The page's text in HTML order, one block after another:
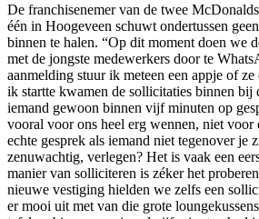
De franchisenemer van de twee
één in Hoogeveen schuwt ondertussen
binnen te halen. “Op dit moment doen we
met de jongste medewerkers door te
aanmelding stuur ik meteen een appje of
ik startte kwamen de sollicitaties binnen bij
iemand gewoon binnen vijf minuten op
vooral voor ons heel erg wennen, niet voor
echte gesprek als iemand niet tegenover je
zenuwachtig, verlegen? Het is vaak een
manier van solliciteren is zéker het
nieuwe vestiging hielden we zelfs een
er mooi uit met van die grote